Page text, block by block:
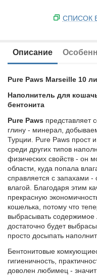
СПИСОК
Описание
Pure Paws Marseille 10
Наполнитель для
бентонита
Pure Paws представляет
глину - минерал,
Турции. Pure Paws прост
среди других типов
физических свойств - он
области, куда попала
справляется с запахами -
влагой. Благодаря этим
прекрасную
кошелька, потому что
выбрасывать содержимое
достаточно будет
просто досыпать
Бентонитовые
гигиеничность,
доволен любимец -